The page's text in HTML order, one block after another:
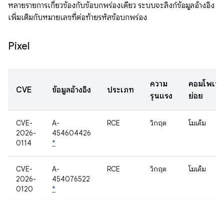
หลายรายการเกี่ยวข้องกับข้อบกพร่องเดียว ระบบจะลิงก์ข้อมูลอ้างอิง
เพิ่มเติมกับหมายเลขที่ต่อท้ายรหัสข้อบกพร่อง
Pixel
CVE ข้อมูลอ้างอิง ประเภท
ความ
รุนแรง
คอมโพเน
ย่อย
CVE-
2026-
0114
A-
454604426
*
RCE วิกฤต โมเด็ม
CVE-
2026-
0120
A-
454076522
*
RCE วิกฤต โมเด็ม